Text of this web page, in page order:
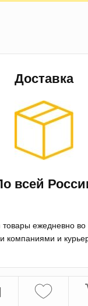
Доставка
всей
ежедневно во
компаниями и
Оплата